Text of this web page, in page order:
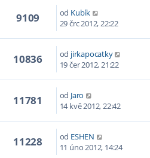
9109 od Kubík
29 črc 2012, 22:22
10836 od jirkapocatky
19 čer 2012, 21:22
11781 od Jaro
14 kvě 2012, 22:42
11228 od ESHEN
11 úno 2012, 14:24